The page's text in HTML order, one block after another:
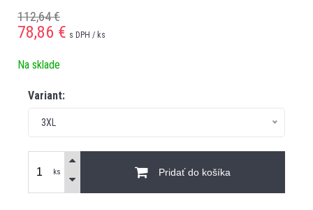
112,64 €
78,86 € s DPH / ks
Na sklade
Variant:
3XL
ks Pridať do košíka